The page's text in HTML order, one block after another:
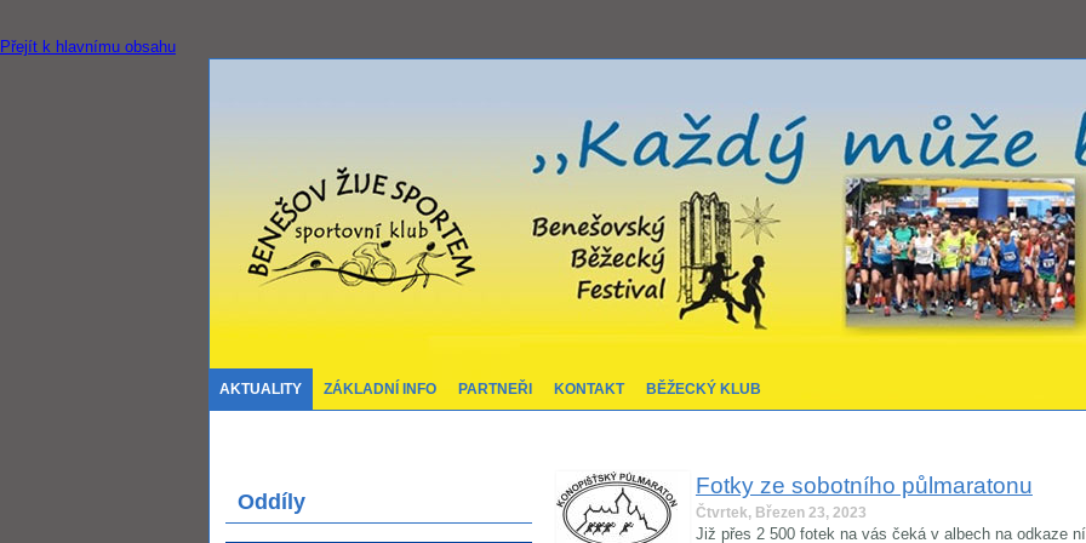
Přejít k hlavnímu obsahu
AKTUALITY ZÁKLADNÍ INFO PARTNEŘI KONTAKT BĚŽECKÝ KLUB
Fotky ze sobotního půlmaratonu
Čtvrtek, Březen 23, 2023
Již přes 2 500 fotek na vás čeká v albech na odkaze
Oddíly